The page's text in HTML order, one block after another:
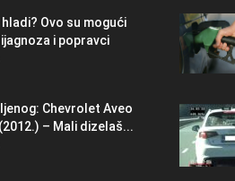
hladi? Ovo su mogući
i popravci
Chevrolet Aveo
– Mali dizelaš...